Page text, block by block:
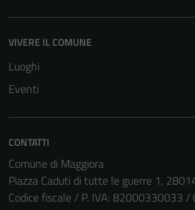
VIVERE IL COMUNE
Luoghi
Eventi
CONTATTI
Comune di Maggiora
Piazza Caduti di tutte le guerre 1,
Codice fiscale / P. IVA: 82000330033